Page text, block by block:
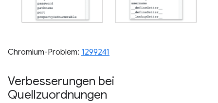
Chromium-Problem: 1299241
Verbesserungen bei
Quellzuordnungen